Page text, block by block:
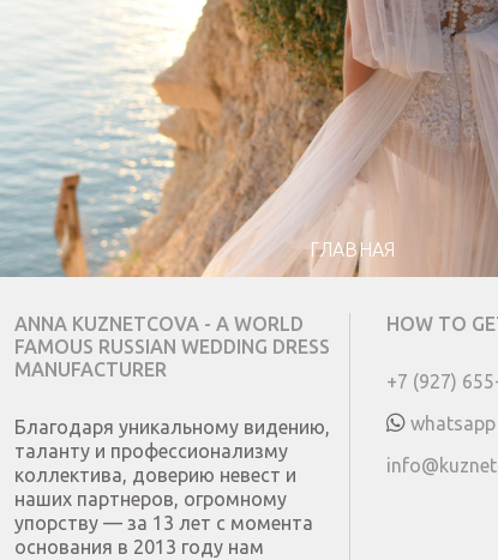
ГЛАВНАЯ
ANNA KUZNETCOVA - A WORLD
FAMOUS RUSSIAN WEDDING DRESS
MANUFACTURER
Благодаря уникальному видению,
таланту и профессионализму
коллектива, доверию невест и
наших партнеров, огромному
упорству — за 13 лет с момента
основания в 2013 году нам
HOW TO
+7 (927)
whatsapp